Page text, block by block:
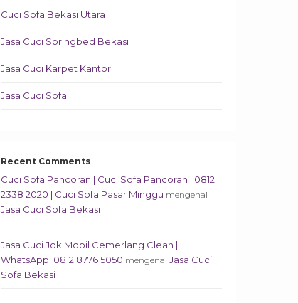
Cuci Sofa Bekasi Utara
Jasa Cuci Springbed Bekasi
Jasa Cuci Karpet Kantor
Jasa Cuci Sofa
Recent Comments
Cuci Sofa Pancoran | Cuci Sofa Pancoran | 0812
2338 2020 | Cuci Sofa Pasar Minggu mengenai
Jasa Cuci Sofa Bekasi
Jasa Cuci Jok Mobil Cemerlang Clean |
WhatsApp. 0812 8776 5050 mengenai Jasa Cuci
Sofa Bekasi